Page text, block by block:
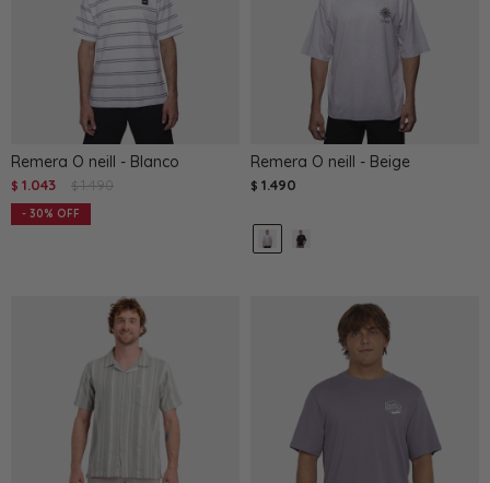
Remera O neill - Blanco
$ 1.043 $ 1.490
30
Remera O neill - Beige
$ 1.490